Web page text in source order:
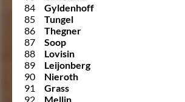
84
Gyldenhoff
85
Tungel
86
Thegner
87
Soop
88
Lovisin
89
Leijonberg
90
Nieroth
91
Grass
92
Mellin